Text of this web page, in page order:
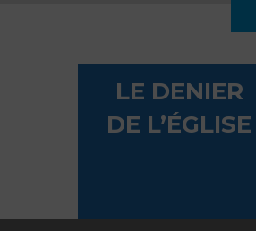
LE DENIER
DE L’ÉGLISE